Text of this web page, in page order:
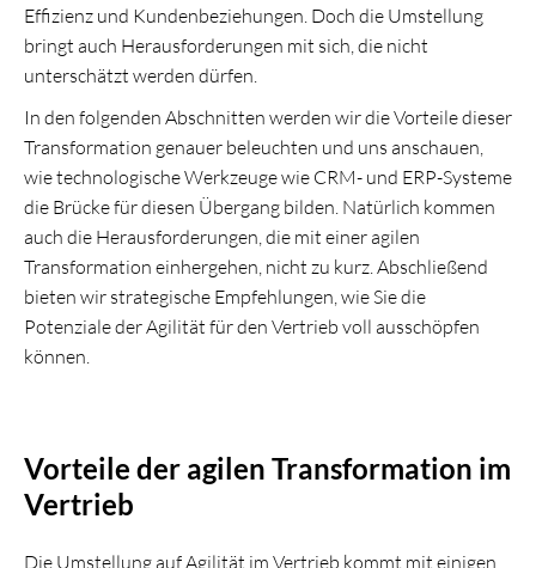
Effizienz und Kundenbeziehungen. Doch die Umstellung
bringt auch Herausforderungen mit sich, die nicht
unterschätzt werden dürfen.
In den folgenden Abschnitten werden wir die Vorteile dieser
Transformation genauer beleuchten und uns anschauen,
wie technologische Werkzeuge wie CRM- und ERP-Systeme
die Brücke für diesen Übergang bilden. Natürlich kommen
auch die Herausforderungen, die mit einer agilen
Transformation einhergehen, nicht zu kurz. Abschließend
bieten wir strategische Empfehlungen, wie Sie die
Potenziale der Agilität für den Vertrieb voll ausschöpfen
können.
Vorteile der agilen Transformation im
Vertrieb
Die Umstellung auf Agilität im Vertrieb kommt mit einigen